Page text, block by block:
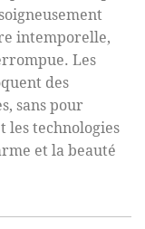
intemporelle,
Les
des
sans pour
les technologies
et la beauté